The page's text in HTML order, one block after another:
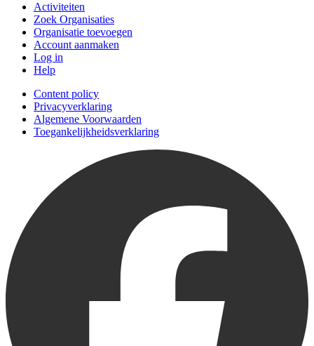
Activiteiten
Zoek Organisaties
Organisatie toevoegen
Account aanmaken
Log in
Help
Content policy
Privacyverklaring
Algemene Voorwaarden
Toegankelijkheidsverklaring